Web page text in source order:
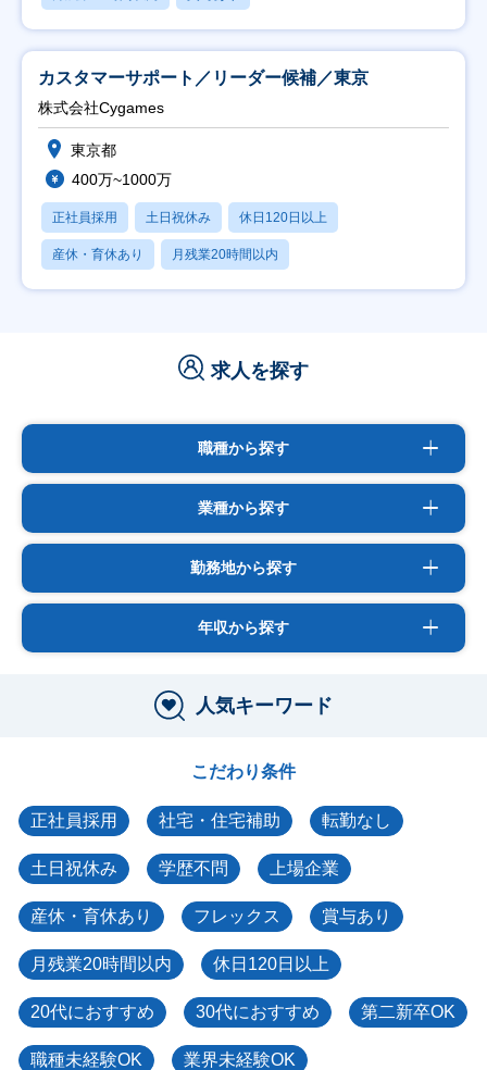
カスタマーサポート／リーダー候補／東京
株式会社Cygames
東京都
400万~1000万
正社員採用 土日祝休み 休日120日以上
産休・育休あり 月残業20時間以内
求人を探す
職種から探す
業種から探す
勤務地から探す
年収から探す
人気キーワード
こだわり条件
正社員採用 社宅・住宅補助 転勤なし
土日祝休み 学歴不問 上場企業
産休・育休あり フレックス 賞与あり
月残業20時間以内 休日120日以上
20代におすすめ 30代におすすめ 第二新卒OK
職種未経験OK 業界未経験OK